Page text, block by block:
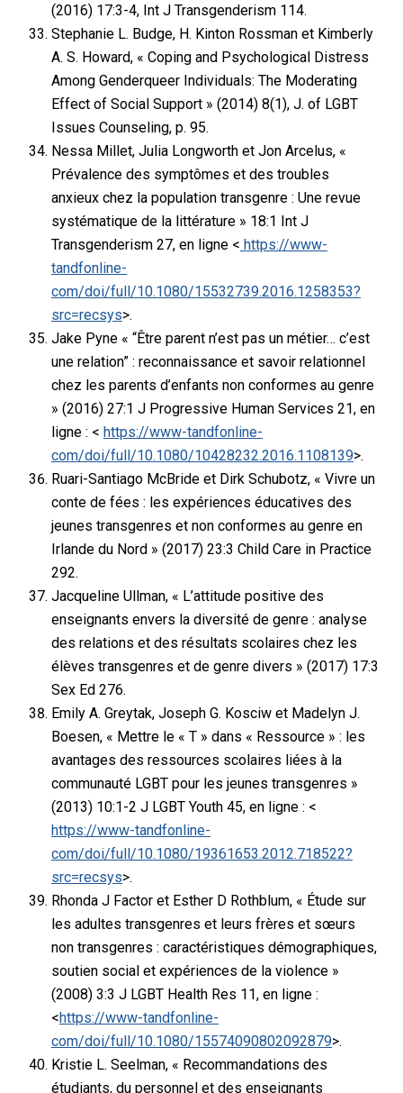
(2016) 17:3-4, Int J Transgenderism 114.
Stephanie L. Budge, H. Kinton Rossman et Kimberly
A. S. Howard, « Coping and Psychological Distress
Among Genderqueer Individuals: The Moderating
Effect of Social Support » (2014) 8(1), J. of LGBT
Issues Counseling, p. 95.
Nessa Millet, Julia Longworth et Jon Arcelus, «
Prévalence des symptômes et des troubles
anxieux chez la population transgenre : Une revue
systématique de la littérature » 18:1 Int J
Transgenderism 27, en ligne < https://www-
tandfonline-
com/doi/full/10.1080/15532739.2016.1258353?
src=recsys>.
Jake Pyne « “Être parent n’est pas un métier… c’est
une relation” : reconnaissance et savoir relationnel
chez les parents d’enfants non conformes au genre
» (2016) 27:1 J Progressive Human Services 21, en
ligne : < https://www-tandfonline-
com/doi/full/10.1080/10428232.2016.1108139>.
Ruari-Santiago McBride et Dirk Schubotz, « Vivre un
conte de fées : les expériences éducatives des
jeunes transgenres et non conformes au genre en
Irlande du Nord » (2017) 23:3 Child Care in Practice
292.
Jacqueline Ullman, « L’attitude positive des
enseignants envers la diversité de genre : analyse
des relations et des résultats scolaires chez les
élèves transgenres et de genre divers » (2017) 17:3
Sex Ed 276.
Emily A. Greytak, Joseph G. Kosciw et Madelyn J.
Boesen, « Mettre le « T » dans « Ressource » : les
avantages des ressources scolaires liées à la
communauté LGBT pour les jeunes transgenres »
(2013) 10:1-2 J LGBT Youth 45, en ligne : <
https://www-tandfonline-
com/doi/full/10.1080/19361653.2012.718522?
src=recsys>.
Rhonda J Factor et Esther D Rothblum, « Étude sur
les adultes transgenres et leurs frères et sœurs
non transgenres : caractéristiques démographiques,
soutien social et expériences de la violence »
(2008) 3:3 J LGBT Health Res 11, en ligne :
<https://www-tandfonline-
com/doi/full/10.1080/15574090802092879>.
Kristie L. Seelman, « Recommandations des
étudiants, du personnel et des enseignants